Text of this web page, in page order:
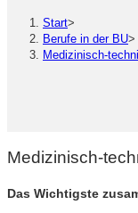
Start>
Berufe in der BU>
Medizinisch-
Medizinisch-
Das Wichtigste